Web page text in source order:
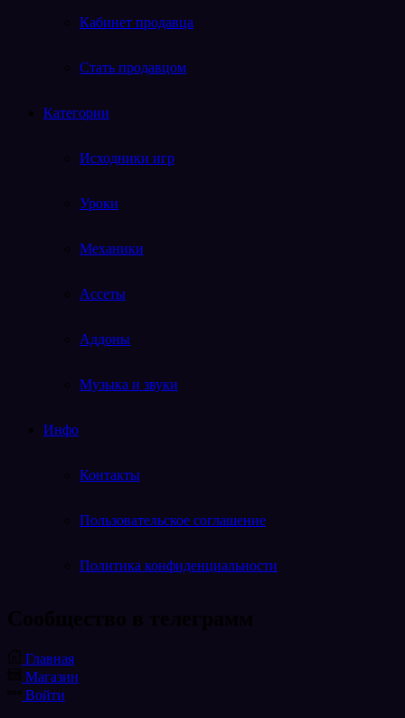
Кабинет продавца
Стать продавцом
Категории
Исходники игр
Уроки
Механики
Ассеты
Аддоны
Музыка и звуки
Инфо
Контакты
Пользовательское соглашение
Политика конфиденциальности
Telegram
Главная
Магазин
Войти